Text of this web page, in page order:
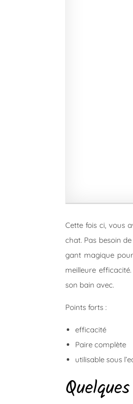
Cette fois ci, vous
chat. Pas besoin
gant magique
meilleure
son bain avec.
Points forts :
efficacité
Paire complète
utilisable sous